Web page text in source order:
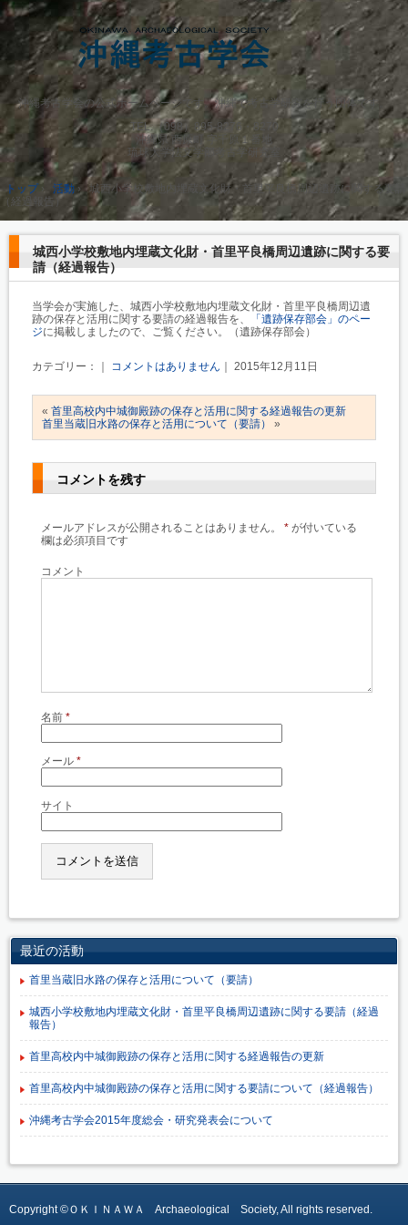
沖縄考古学会の公式ホームページです。沖縄で考古学研究を行う団体です。
TEL. （098）895-8276・8270
沖縄県 西原町 字千原１番地
琉球大学法文学部考古学研究室
トップ › 活動 ›
城西小学校敷地内埋蔵文化財・首里平良橋周辺遺跡に関する要請
（経過報告）
城西小学校敷地内埋蔵文化財・首里平良橋周辺遺跡に関する要
請（経過報告）
当学会が実施した、城西小学校敷地内埋蔵文化財・首里平良橋周辺遺
跡の保存と活用に関する要請の経過報告を、
「遺跡保存部会」のペー
ジに掲載しましたので、ご覧ください。（遺跡保存部会）
カテゴリー：｜ コメントはありません ｜ 2015年12月11日
« 首里高校内中城御殿跡の保存と活用に関する経過報告の更新
首里当蔵旧水路の保存と活用について（要請）
»
コメントを残す
メールアドレスが公開されることはありません。 * が付いている
欄は必須項目です
コメント
名前 *
メール *
サイト
最近の活動
首里当蔵旧水路の保存と活用について（要請）
城西小学校敷地内埋蔵文化財・首里平良橋周辺遺跡に関する要請（経過
報告）
首里高校内中城御殿跡の保存と活用に関する経過報告の更新
首里高校内中城御殿跡の保存と活用に関する要請について（経過報告）
沖縄考古学会2015年度総会・研究発表会について
Copyright ©ＯＫＩＮＡＷＡ Archaeological Society, All rights reserved.